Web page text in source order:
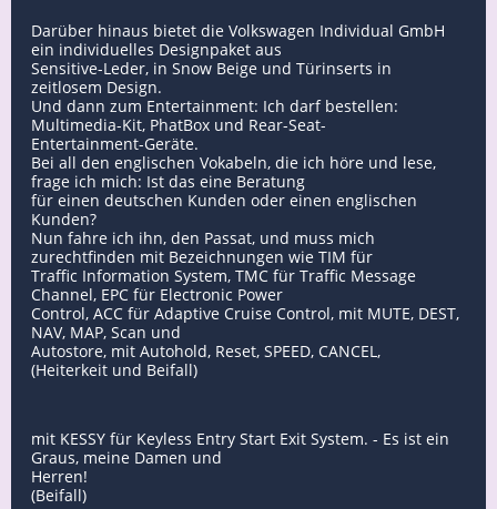
Darüber hinaus bietet die Volkswagen Individual GmbH
ein individuelles Designpaket aus
Sensitive-Leder, in Snow Beige und Türinserts in
zeitlosem Design.
Und dann zum Entertainment: Ich darf bestellen:
Multimedia-Kit, PhatBox und Rear-Seat-
Entertainment-Geräte.
Bei all den englischen Vokabeln, die ich höre und lese,
frage ich mich: Ist das eine Beratung
für einen deutschen Kunden oder einen englischen
Kunden?
Nun fahre ich ihn, den Passat, und muss mich
zurechtfinden mit Bezeichnungen wie TIM für
Traffic Information System, TMC für Traffic Message
Channel, EPC für Electronic Power
Control, ACC für Adaptive Cruise Control, mit MUTE, DEST,
NAV, MAP, Scan und
Autostore, mit Autohold, Reset, SPEED, CANCEL,
(Heiterkeit und Beifall)
mit KESSY für Keyless Entry Start Exit System. - Es ist ein
Graus, meine Damen und
Herren!
(Beifall)